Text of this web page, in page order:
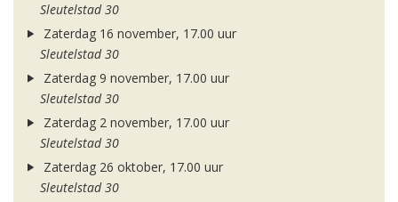
Sleutelstad 30
Zaterdag 16 november, 17.00 uur
Sleutelstad 30
Zaterdag 9 november, 17.00 uur
Sleutelstad 30
Zaterdag 2 november, 17.00 uur
Sleutelstad 30
Zaterdag 26 oktober, 17.00 uur
Sleutelstad 30